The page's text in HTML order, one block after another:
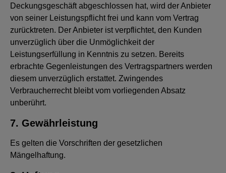
Deckungsgeschäft abgeschlossen hat, wird der Anbieter
von seiner Leistungspflicht frei und kann vom Vertrag
zurücktreten. Der Anbieter ist verpflichtet, den Kunden
unverzüglich über die Unmöglichkeit der
Leistungserfüllung in Kenntnis zu setzen. Bereits
erbrachte Gegenleistungen des Vertragspartners werden
diesem unverzüglich erstattet. Zwingendes
Verbraucherrecht bleibt vom vorliegenden Absatz
unberührt.
7. Gewährleistung
Es gelten die Vorschriften der gesetzlichen
Mängelhaftung.